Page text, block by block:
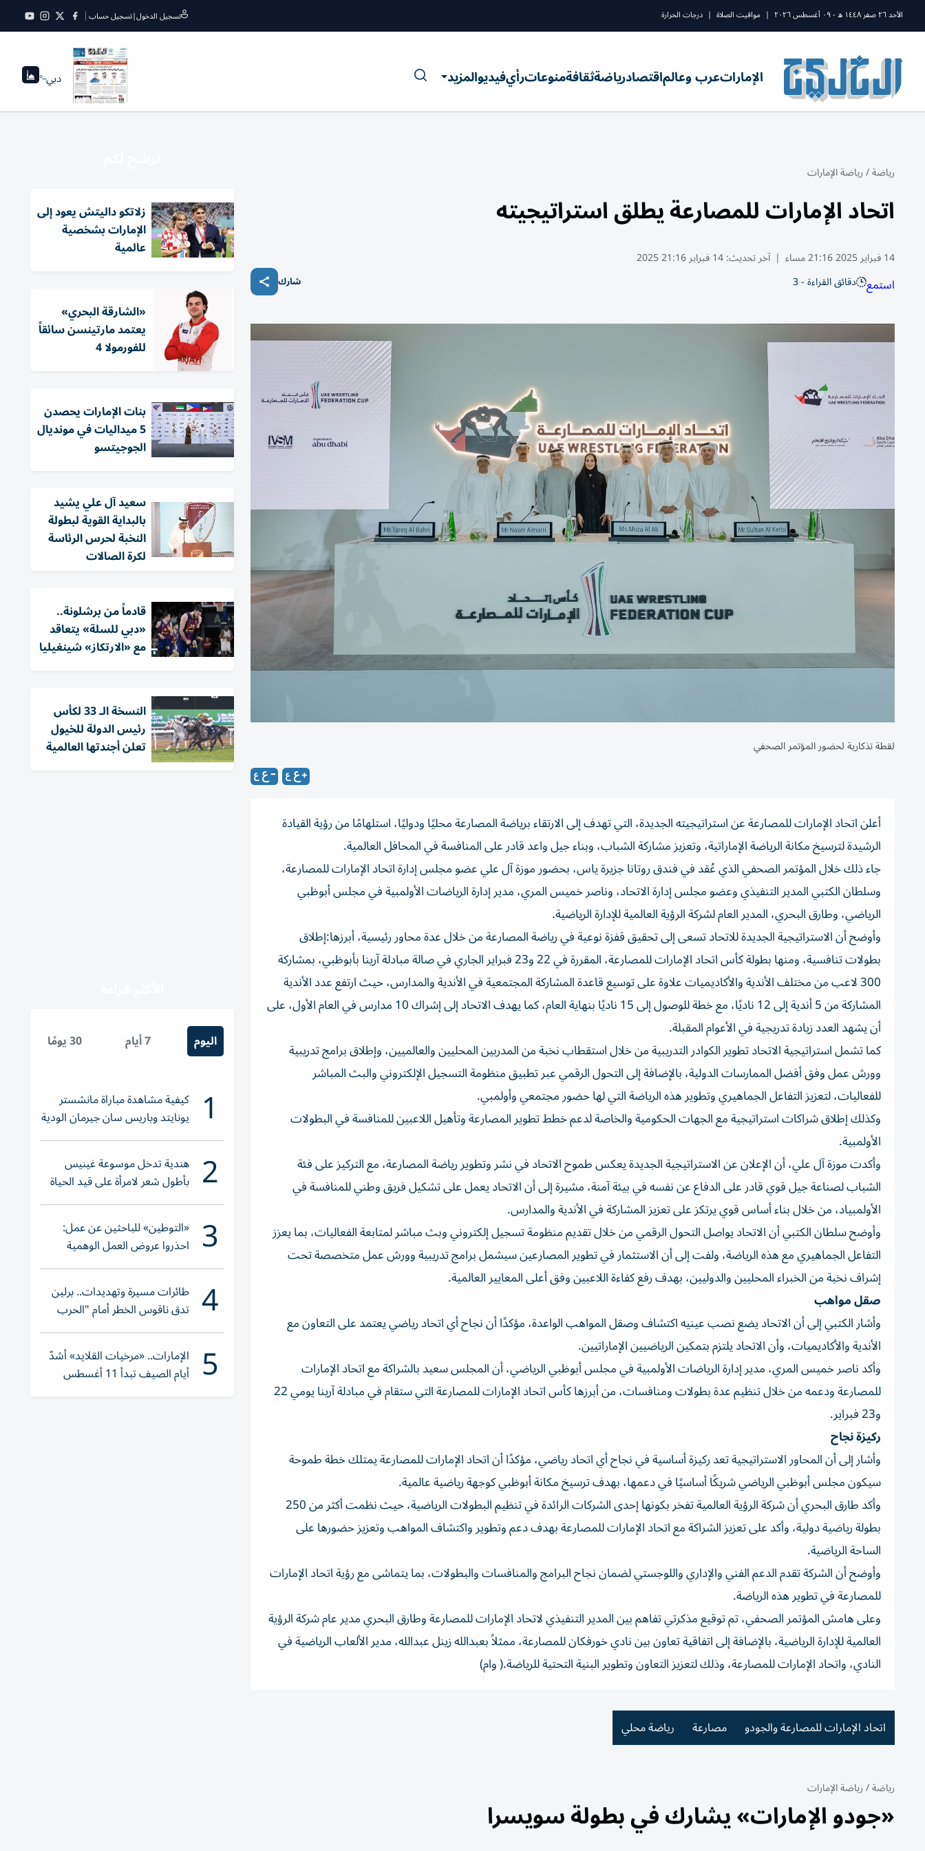
الأحد ٢٦ صفر ١٤٤٨ ه - ٠٩ أغسطس ٢٠٢٦ | مواقيت الصلاة | درجات الحرارة تسجيل الدخول|تسجيل حساب
الإماراتعرب وعالماقتصادرياضةثقافةمنوعاترأيفيديوالمزيد دبي--°
رياضة/رياضة الإمارات
اتحاد الإمارات للمصارعة يطلق استراتيجيته
14 فبراير 2025 21:16 مساء | آخر تحديث:14 فبراير 21:16 2025
استمع دقائق القراءة - 3 شارك
لقطة تذكارية لحضور المؤتمر الصحفي
أعلن اتحاد الإمارات للمصارعة عن استراتيجيته الجديدة، التي تهدف إلى الارتقاء برياضة المصارعة محليًا ودوليًا، استلهامًا من رؤية القيادة
الرشيدة لترسيخ مكانة الرياضة الإماراتية، وتعزيز مشاركة الشباب، وبناء جيل واعد قادر على المنافسة في المحافل العالمية.
جاء ذلك خلال المؤتمر الصحفي الذي عُقد في فندق روتانا جزيرة ياس، بحضور موزة آل علي عضو مجلس إدارة اتحاد الإمارات للمصارعة،
وسلطان الكتبي المدير التنفيذي وعضو مجلس إدارة الاتحاد، وناصر خميس المري، مدير إدارة الرياضات الأولمبية في مجلس أبوظبي
الرياضي، وطارق البحري، المدير العام لشركة الرؤية العالمية للإدارة الرياضية.
وأوضح أن الاستراتيجية الجديدة للاتحاد تسعى إلى تحقيق قفزة نوعية في رياضة المصارعة من خلال عدة محاور رئيسية، أبرزها:إطلاق
بطولات تنافسية، ومنها بطولة كأس اتحاد الإمارات للمصارعة، المقررة في 22 و23 فبراير الجاري في صالة مبادلة آرينا بأبوظبي، بمشاركة
300 لاعب من مختلف الأندية والأكاديميات علاوة على توسيع قاعدة المشاركة المجتمعية في الأندية والمدارس، حيث ارتفع عدد الأندية
المشاركة من 5 أندية إلى 12 ناديًا، مع خطة للوصول إلى 15 ناديًا بنهاية العام، كما يهدف الاتحاد إلى إشراك 10 مدارس في العام الأول، على
أن يشهد العدد زيادة تدريجية في الأعوام المقبلة.
كما تشمل استراتيجية الاتحاد تطوير الكوادر التدريبية من خلال استقطاب نخبة من المدربين المحليين والعالميين، وإطلاق برامج تدريبية
وورش عمل وفق أفضل الممارسات الدولية، بالإضافة إلى التحول الرقمي عبر تطبيق منظومة التسجيل الإلكتروني والبث المباشر
للفعاليات، لتعزيز التفاعل الجماهيري وتطوير هذه الرياضة التي لها حضور مجتمعي وأولمبي.
وكذلك إطلاق شراكات استراتيجية مع الجهات الحكومية والخاصة لدعم خطط تطوير المصارعة وتأهيل اللاعبين للمنافسة في البطولات
الأولمبية.
وأكدت موزة آل علي، أن الإعلان عن الاستراتيجية الجديدة يعكس طموح الاتحاد في نشر وتطوير رياضة المصارعة، مع التركيز على فئة
الشباب لصناعة جيل قوي قادر على الدفاع عن نفسه في بيئة آمنة، مشيرة إلى أن الاتحاد يعمل على تشكيل فريق وطني للمنافسة في
الأولمبياد، من خلال بناء أساس قوي يرتكز على تعزيز المشاركة في الأندية والمدارس.
وأوضح سلطان الكتبي أن الاتحاد يواصل التحول الرقمي من خلال تقديم منظومة تسجيل إلكتروني وبث مباشر لمتابعة الفعاليات، بما يعزز
التفاعل الجماهيري مع هذه الرياضة، ولفت إلى أن الاستثمار في تطوير المصارعين سيشمل برامج تدريبية وورش عمل متخصصة تحت
إشراف نخبة من الخبراء المحليين والدوليين، بهدف رفع كفاءة اللاعبين وفق أعلى المعايير العالمية.
صقل مواهب
وأشار الكتبي إلى أن الاتحاد يضع نصب عينيه اكتشاف وصقل المواهب الواعدة، مؤكدًا أن نجاح أي اتحاد رياضي يعتمد على التعاون مع
الأندية والأكاديميات، وأن الاتحاد يلتزم بتمكين الرياضيين الإماراتيين.
وأكد ناصر خميس المري، مدير إدارة الرياضات الأولمبية في مجلس أبوظبي الرياضي، أن المجلس سعيد بالشراكة مع اتحاد الإمارات
للمصارعة ودعمه من خلال تنظيم عدة بطولات ومنافسات، من أبرزها كأس اتحاد الإمارات للمصارعة التي ستقام في مبادلة آرينا يومي 22
و23 فبراير.
ركيزة نجاح
وأشار إلى أن المحاور الاستراتيجية تعد ركيزة أساسية في نجاح أي اتحاد رياضي، مؤكدًا أن اتحاد الإمارات للمصارعة يمتلك خطة طموحة
سيكون مجلس أبوظبي الرياضي شريكًا أساسيًا في دعمها، بهدف ترسيخ مكانة أبوظبي كوجهة رياضية عالمية.
وأكد طارق البحري أن شركة الرؤية العالمية تفخر بكونها إحدى الشركات الرائدة في تنظيم البطولات الرياضية، حيث نظمت أكثر من 250
بطولة رياضية دولية، وأكد على تعزيز الشراكة مع اتحاد الإمارات للمصارعة بهدف دعم وتطوير واكتشاف المواهب وتعزيز حضورها على
الساحة الرياضية.
وأوضح أن الشركة تقدم الدعم الفني والإداري واللوجستي لضمان نجاح البرامج والمنافسات والبطولات، بما يتماشى مع رؤية اتحاد الإمارات
للمصارعة في تطوير هذه الرياضة.
وعلى هامش المؤتمر الصحفي، تم توقيع مذكرتي تفاهم بين المدير التنفيذي لاتحاد الإمارات للمصارعة وطارق البحري مدير عام شركة الرؤية
العالمية للإدارة الرياضية، بالإضافة إلى اتفاقية تعاون بين نادي خورفكان للمصارعة، ممثلاً بعبدالله زينل عبدالله، مدير الألعاب الرياضية في
النادي، واتحاد الإمارات للمصارعة، وذلك لتعزيز التعاون وتطوير البنية التحتية للرياضة.( وام)
اتحاد الإمارات للمصارعة والجودو مصارعة رياضة محلي
رياضة/رياضة الإمارات
«جودو الإمارات» يشارك في بطولة سويسرا
زلاتكو داليتش يعود إلى
الإمارات بشخصية
عالمية
«الشارقة البحري»
يعتمد مارتينسن سائقاً
للفورمولا 4
بنات الإمارات يحصدن
5 ميداليات في مونديال
الجوجيتسو
سعيد آل علي يشيد
بالبداية القوية لبطولة
النخبة لحرس الرئاسة
لكرة الصالات
قادماً من برشلونة..
«دبي للسلة» يتعاقد
مع «الارتكاز» شينغيليا
النسخة الـ 33 لكأس
رئيس الدولة للخيول
تعلن أجندتها العالمية
اليوم 7 أيام 30 يومًا
1 كيفية مشاهدة مباراة مانشستر
يونايتد وباريس سان جيرمان الودية
والقنوات الناقلة
2 هندية تدخل موسوعة غينيس
بأطول شعر لامرأة على قيد الحياة
3 «التوطين» للباحثين عن عمل:
احذروا عروض العمل الوهمية
وتحققوا عبر «الباركود»
4 طائرات مسيرة وتهديدات.. برلين
تدق ناقوس الخطر أمام "الحرب
الهجينة"
5 الإمارات.. «مرخيات القلايد» أشدّ
أيام الصيف تبدأ 11 أغسطس